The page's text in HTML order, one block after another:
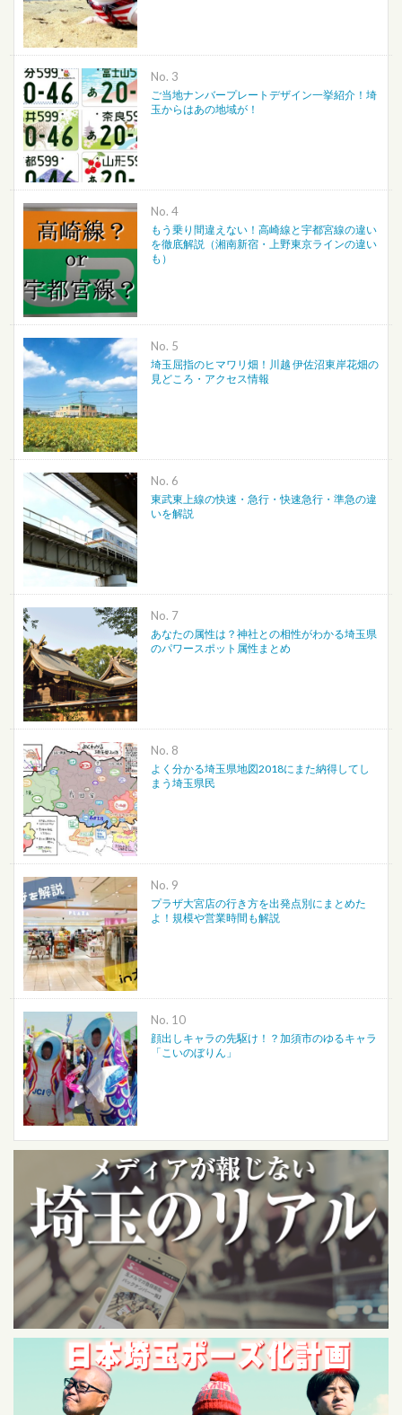
No.
ご当地ナンバープレートデザイン一挙紹介！埼
玉からはあの地域が！
No.
もう乗り間違えない！高崎線と宇都宮線の違い
を徹底解説（湘南新宿・上野東京ラインの違い
も）
No.
埼玉屈指のヒマワリ畑！川越 伊佐沼東岸花畑の
見どころ・アクセス情報
No.
東武東上線の快速・急行・快速急行・準急の違
いを解説
No.
あなたの属性は？神社との相性がわかる埼玉県
のパワースポット属性まとめ
No.
よく分かる埼玉県地図2018にまた納得してし
まう埼玉県民
No.
プラザ大宮店の行き方を出発点別にまとめた
よ！規模や営業時間も解説
No.
顔出しキャラの先駆け！？加須市のゆるキャラ
「こいのぼりん」